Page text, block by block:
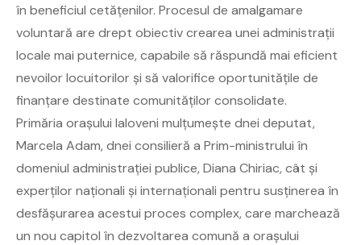
în beneficiul cetățenilor. Procesul de amalgamare
voluntară are drept obiectiv crearea unei administrații
locale mai puternice, capabile să răspundă mai eficient
nevoilor locuitorilor și să valorifice oportunitățile de
finanțare destinate comunităților consolidate.
Primăria orașului Ialoveni mulțumește dnei deputat,
Marcela Adam, dnei consilieră a Prim-ministrului în
domeniul administrației publice, Diana Chiriac, cât și
experților naționali și internaționali pentru susținerea în
desfășurarea acestui proces complex, care marchează
un nou capitol în dezvoltarea comună a orașului